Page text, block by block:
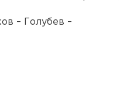
– Голубев –